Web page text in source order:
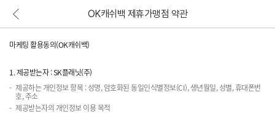
본문 바로가기
OK캐쉬백 제휴가맹점 약관
마케팅 활용동의(OK캐쉬백)
1. 제공받는자 : SK플래닛(주)
제공하는 개인정보 항목 : 성명, 암호화된 동일인식별정보(CI), 생년월일, 성별, 휴대폰번
호, 주소
제공받는자의 개인정보 이용 목적